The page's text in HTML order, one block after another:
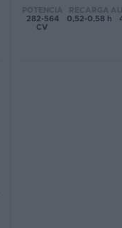
POTENCIA
282-564
CV
RECARGA
0,52-0,58 h